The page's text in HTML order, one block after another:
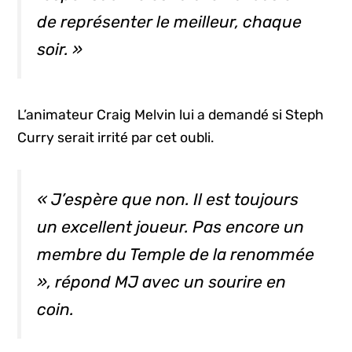
de représenter le meilleur, chaque
soir. »
L’animateur Craig Melvin lui a demandé si Steph
Curry serait irrité par cet oubli.
« J’espère que non. Il est toujours
un excellent joueur. Pas encore un
membre du Temple de la renommée
», répond MJ avec un sourire en
coin.